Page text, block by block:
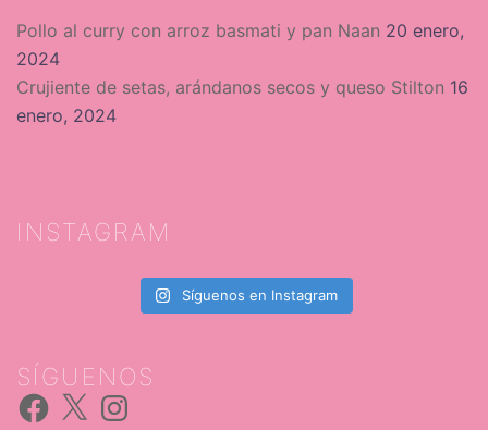
Pollo al curry con arroz basmati y pan Naan 20 enero,
2024
Crujiente de setas, arándanos secos y queso Stilton 16
enero, 2024
INSTAGRAM
Síguenos en Instagram
SÍGUENOS
Facebook
X Instagram